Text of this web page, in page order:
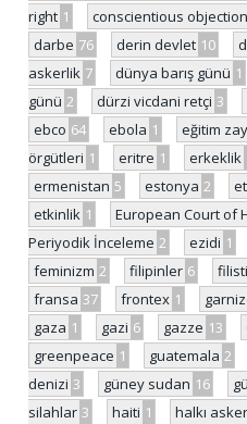
right 1 conscientious
darbe 76 derin devlet 10
askerlik 7 dünya barış günü 1
günü 2 dürzi vicdani retçi 3
ebco 64 ebola 1 eğitim
örgütleri 1 eritre 1 erkeklik
ermenistan 5 estonya 2
etkinlik 1 European Court of
Periyodik İnceleme 2 ezidi 1
feminizm 2 filipinler 6
fransa 37 frontex 1
gaza 1 gazi 6 gazze 13
greenpeace 1 guatemala 2
denizi 3 güney sudan 16
silahlar 3 haiti 1 halkı